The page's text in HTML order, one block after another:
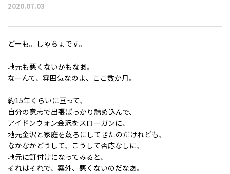
2020.07.03
どーも。しゃちょです。
地元も悪くないかもなあ。
なーんて、雰囲気なのよ、ここ数か月。
約15年くらいに亘って、
自分の意志で出張ばっかり詰め込んで、
アイドンウォン金沢をスローガンに、
地元金沢と家庭を蔑ろにしてきたのだけれども、
なかなかどうして、こうして否応なしに、
地元に釘付けになってみると、
それはそれで、案外、悪くないのだなあ。